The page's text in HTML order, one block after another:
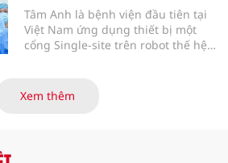
Tâm Anh là bệnh viện đầu tiên tại
Việt Nam ứng dụng thiết bị một
cổng Single-site trên robot thế hệ
Xem thêm